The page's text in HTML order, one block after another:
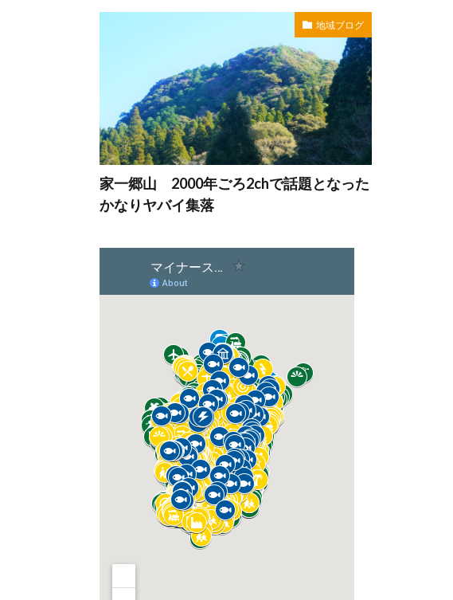
地域ブログ
家一郷山 2000年ごろ2chで話題となった
かなりヤバイ集落